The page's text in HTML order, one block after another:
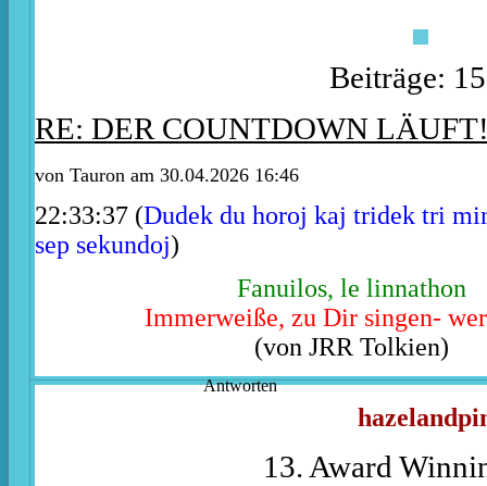
Beiträge:
RE: DER COUNTDOWN
von Tauron am 30.04.2026 16:46
22:33:37 (Dudek du horoj kaj tridek tri
sep sekundoj)
Fanuilos, le linnathon
Immerweiße, zu Dir singen-
(von JRR Tolkien)
Antworten
13. Award